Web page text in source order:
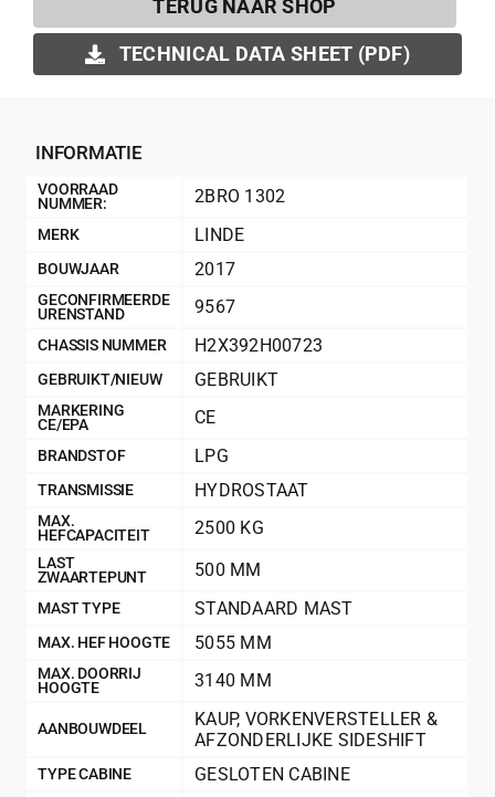
TERUG NAAR SHOP
TECHNICAL DATA SHEET (PDF)
INFORMATIE
VOORRAAD
NUMMER:
2BRO 1302
MERK LINDE
BOUWJAAR 2017
GECONFIRMEERDE
URENSTAND
9567
CHASSIS NUMMER H2X392H00723
GEBRUIKT/NIEUW GEBRUIKT
MARKERING
CE/EPA
CE
BRANDSTOF LPG
TRANSMISSIE HYDROSTAAT
MAX.
HEFCAPACITEIT
2500 KG
LAST
ZWAARTEPUNT
500 MM
MAST TYPE STANDAARD MAST
MAX. HEF HOOGTE 5055 MM
MAX. DOORRIJ
HOOGTE
3140 MM
AANBOUWDEEL KAUP, VORKENVERSTELLER &
AFZONDERLIJKE SIDESHIFT
TYPE CABINE GESLOTEN CABINE